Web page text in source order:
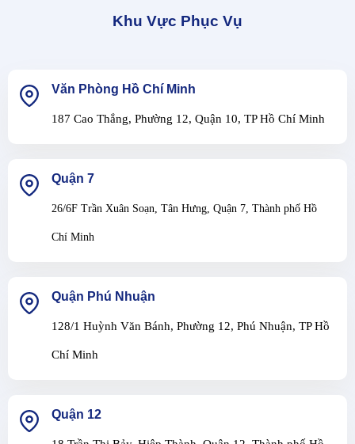
Khu Vực Phục Vụ
Văn Phòng Hồ Chí Minh
187 Cao Thắng, Phường 12, Quận 10, TP Hồ Chí Minh
Quận 7
26/6F Trần Xuân Soạn, Tân Hưng, Quận 7, Thành phố Hồ
Chí Minh
Quận Phú Nhuận
128/1 Huỳnh Văn Bánh, Phường 12, Phú Nhuận, TP Hồ
Chí Minh
Quận 12